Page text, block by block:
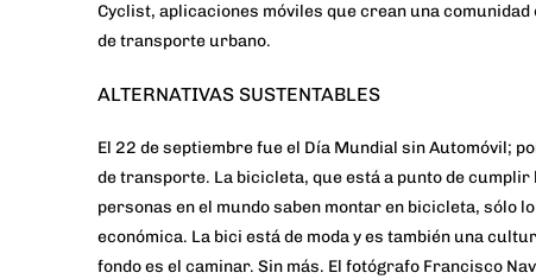
Cyclist, aplicaciones móviles que crean una
de transporte urbano.
ALTERNATIVAS SUSTENTABLES
El 22 de septiembre fue el Día Mundial sin Automóvil;
de transporte. La bicicleta, que está a punto de cumplir
personas en el mundo saben montar en bicicleta, sólo
económica. La bici está de moday es también una
fondo es el caminar. Sin más. El fotógrafo Francisco